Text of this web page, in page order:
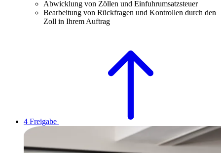
Abwicklung von Zöllen und Einfuhrumsatzsteuer
Bearbeitung von Rückfragen und Kontrollen durch den
Zoll in Ihrem Auftrag
4 Freigabe